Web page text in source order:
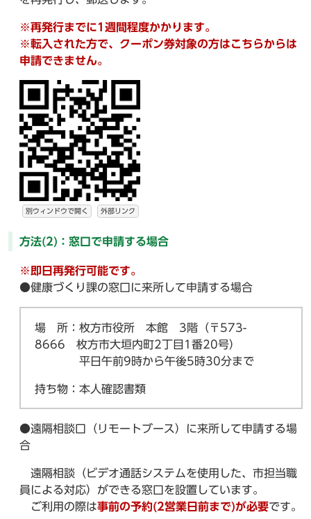
※再発行までに1週間程度かかります。
※転入された方で、クーポン券対象の方はこちらからは
申請できません。
別ウィンドウで開く 外部リンク
方法(2)：窓口で申請する場合
※即日再発行可能です。
●健康づくり課の窓口に来所して申請する場合
場 所：枚方市役所 本館 3階（〒573-
8666 枚方市大垣内町2丁目1番20号）
平日午前9時から午後5時30分まで
持ち物：本人確認書類
●遠隔相談口（リモートブース）に来所して申請する場
合
遠隔相談（ビデオ通話システムを使用した、市担当職
員による対応）ができる窓口を設置しています。
ご利用の際は事前の予約(2営業日前まで)が必要です。